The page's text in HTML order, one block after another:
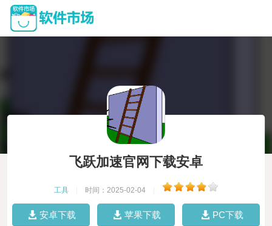
飞跃加速官网下载安卓
工具 时间：2025-02-04
安卓下载 苹果下载 PC下载